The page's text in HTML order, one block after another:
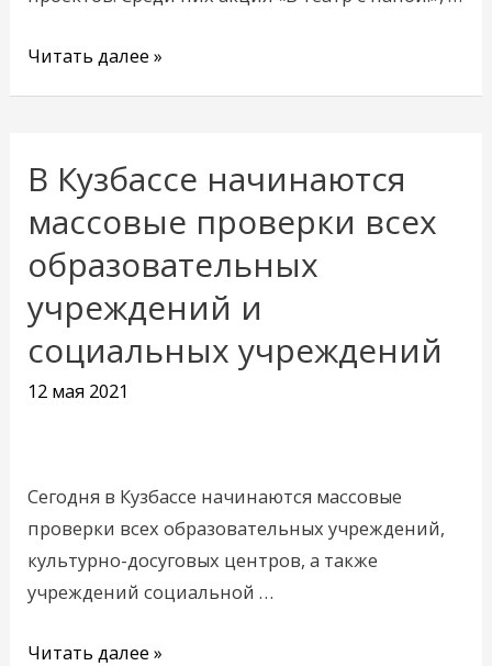
Читать далее »
В Кузбассе начинаются
массовые проверки всех
образовательных
учреждений и
социальных учреждений
12 мая 2021
Сегодня в Кузбассе начинаются массовые
проверки всех образовательных учреждений,
культурно-досуговых центров, а также
учреждений социальной …
В
Кузбассе
начинаются
массовые
проверки
всех
образовательных
учреждений
учреждений
Читать далее »